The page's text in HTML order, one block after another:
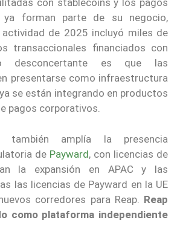
con stablecoins y los pagos
ya forman parte de su negocio,
de 2025 incluyó miles de
transaccionales financiados con
desconcertante es que las
presentarse como infraestructura
se están integrando en productos
pagos corporativos.
también amplía la presencia
de Payward, con licencias de
la expansión en APAC y las
las licencias de Payward en la UE
corredores para Reap. Reap
como plataforma independiente